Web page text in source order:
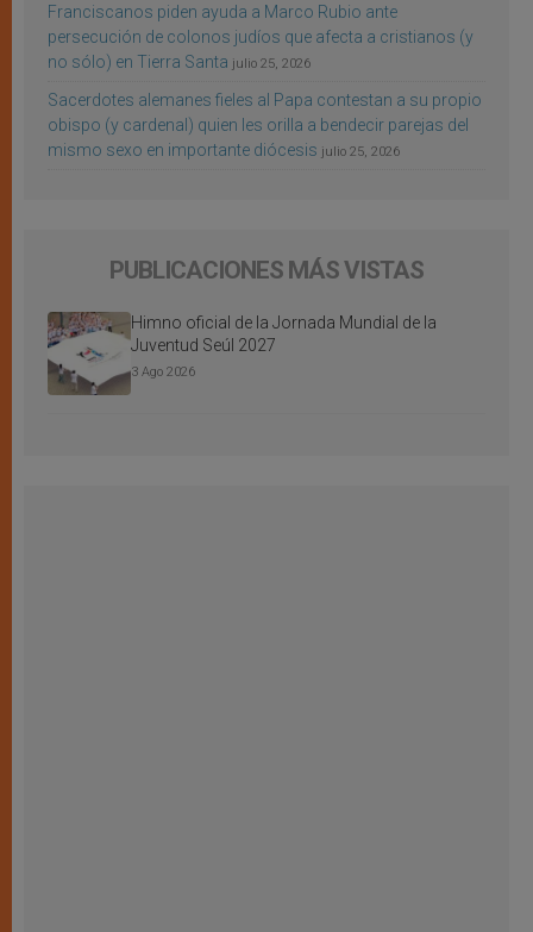
Franciscanos piden ayuda a Marco Rubio ante
persecución de colonos judíos que afecta a cristianos (y
no sólo) en Tierra Santa julio 25, 2026
Sacerdotes alemanes fieles al Papa contestan a su propio
obispo (y cardenal) quien les orilla a bendecir parejas del
mismo sexo en importante diócesis julio 25, 2026
PUBLICACIONES MÁS VISTAS
Himno oficial de la Jornada Mundial de la
Juventud Seúl 2027
3 Ago 2026